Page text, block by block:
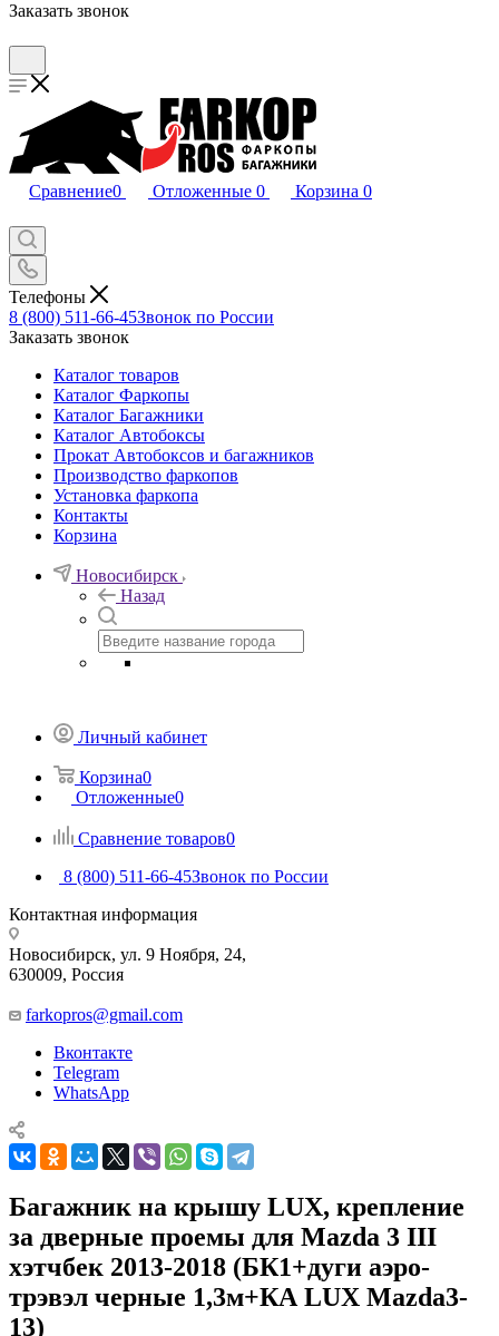
Заказать звонок
Сравнение0 Отложенные 0 Корзина 0
Телефоны
8 (800) 511-66-45Звонок по России
Заказать звонок
Каталог товаров
Каталог Фаркопы
Каталог Багажники
Каталог Автобоксы
Прокат Автобоксов и багажников
Производство фаркопов
Установка фаркопа
Контакты
Корзина
Новосибирск
Назад
Личный кабинет
Корзина0
Отложенные0
Сравнение товаров0
8 (800) 511-66-45Звонок по России
Контактная информация
Новосибирск, ул. 9 Ноября, 24,
630009, Россия
farkopros@gmail.com
Вконтакте
Telegram
WhatsApp
Багажник на крышу LUX, крепление
за дверные проемы для Mazda 3 III
хэтчбек 2013-2018 (БК1+дуги аэро-
трэвэл черные 1,3м+КА LUX Mazda3-
13)